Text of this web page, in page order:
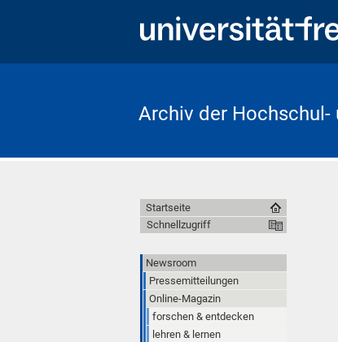
Archiv der
Startseite
Schnellzugriff
Newsroom
Pressemitteilungen
Online-Magazin
forschen & entdecken
lehren & lernen